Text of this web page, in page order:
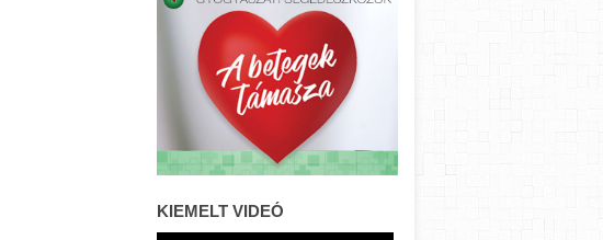
KIEMELT VIDEÓ